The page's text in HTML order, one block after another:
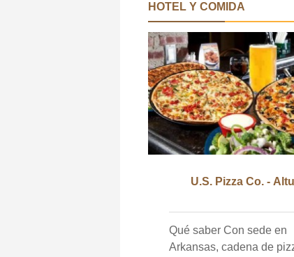
HOTEL Y COMIDA
U.S. Pizza Co. -
Qué saber Con sede en
Arkansas, cadena de